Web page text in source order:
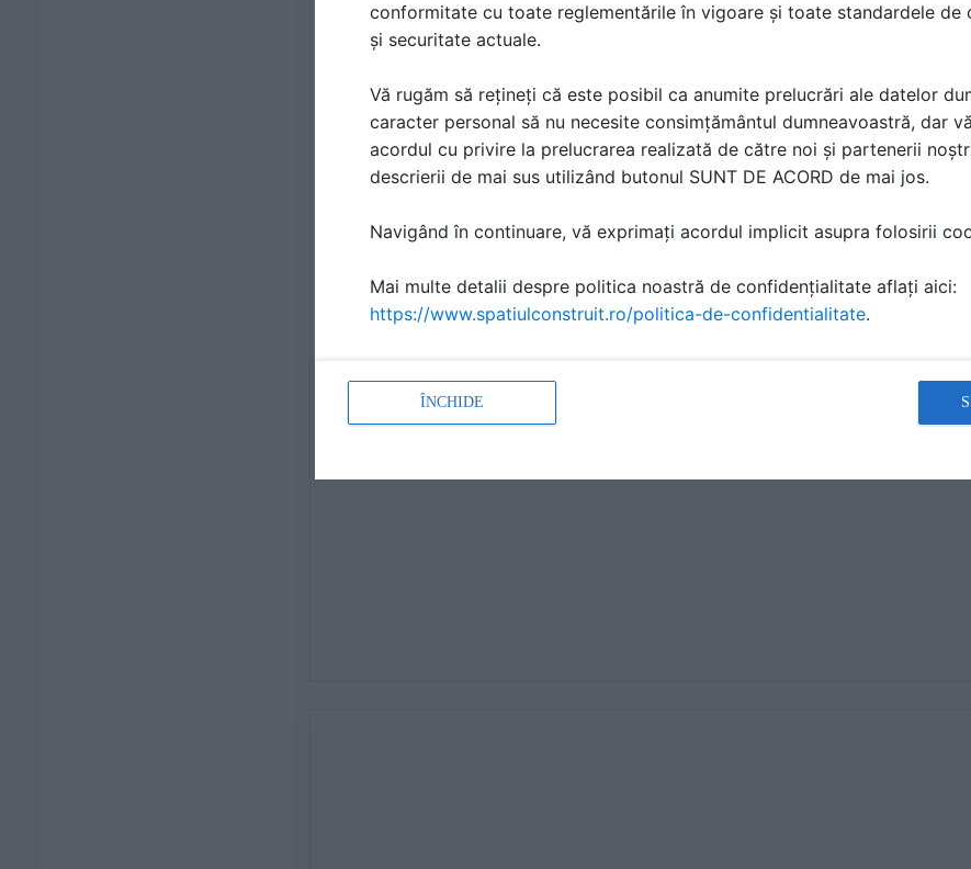
conformitate cu toate reglementările în vigoare și toate standardele de
și securitate actuale.
Vă rugăm să rețineți că este posibil ca anumite prelucrări ale datelor
caracter personal să nu necesite consimțământul dumneavoastră, dar
acordul cu privire la prelucrarea realizată de către noi și partenerii
descrierii de mai sus utilizând butonul SUNT DE ACORD de mai jos.
Navigând în continuare, vă exprimați acordul implicit asupra folosirii
Mai multe detalii despre politica noastră de confidențialitate aflați aici:
https://www.spatiulconstruit.ro/politica-de-confidentialitate.
ÎNCHIDE